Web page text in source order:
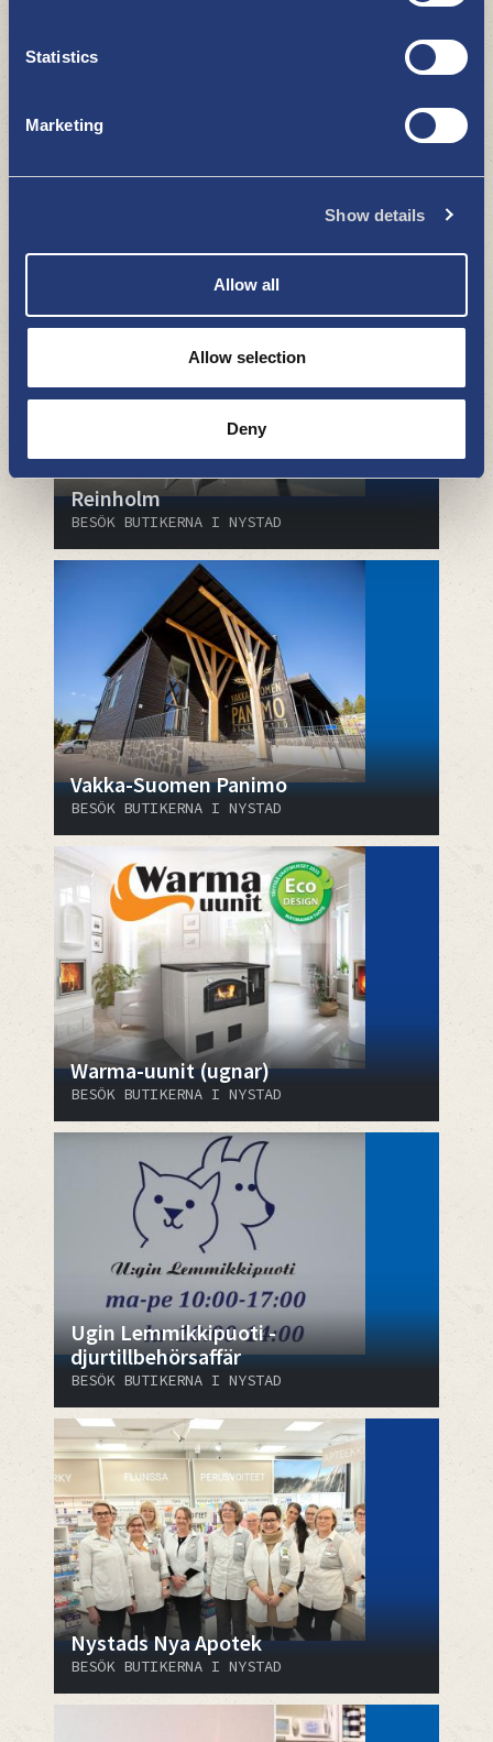
Statistics
Marketing
Show details
Allow all
Allow selection
Deny
temamarknader 6.7.-10.8.2024
Reinholm
BESÖK BUTIKERNA I NYSTAD
Vakka-Suomen Panimo
BESÖK BUTIKERNA I NYSTAD
Warma-uunit (ugnar)
BESÖK BUTIKERNA I NYSTAD
Ugin Lemmikkipuoti -
djurtillbehörsaffär
BESÖK BUTIKERNA I NYSTAD
Nystads Nya Apotek
BESÖK BUTIKERNA I NYSTAD